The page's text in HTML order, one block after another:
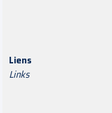
Liens
Links